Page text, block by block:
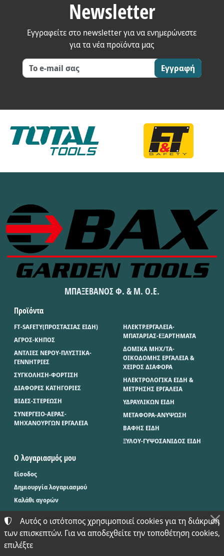
Newsletter
Εγγραφείτε στο newsletter για να ενημερώνεστε
για τα νέα προϊόντα μας
Εγγραφή
ΜΠΑΞΕΒΑΝΟΣ Φ. & Μ. Ο.Ε.
Προϊόντα
FT-SAFETY(ΠΡΟΣΤΑΣΙΑΣ ΕΙΔΗ)
ΑΓΡΟΣ-ΚΗΠΟΣ
ΑΝΤΛΙΕΣ ΝΕΡΟΥ-ΠΛΥΣΤΙΚΑ-
ΓΕΝΝΗΤΡΙΕΣ
ΣΥΓΚΟΛΗΣΗ-ΦΟΡΤΙΣΗ
ΔΙΑΦΟΡΕΣ ΚΑΤΗΓΟΡΙΕΣ
ΒΙΔΕΣ-ΣΤΕΡΕΩΣΗ
ΣΥΝΕΡΓΕΙΟ-ΑΕΡΑΣ-
ΜΗΧΑΝΟΥΡΓΩΝ ΕΡΓΑΛΕΙΑ
ΗΛΕΚΤΡ.ΕΡΓΑΛΕΙΑ-
ΜΠΑΤΑΡΙΑΣ-ΕΞΑΡΤΗΜΑΤΑ
ΔΟΜΙΚΑ ΜΗΧ/ΤΑ-
ΟΙΚΟΔΟΜΗΣ ΕΡΓΑΛΕΙΑ &
ΧΕΙΡΟΣ ΔΙΑΦΟΡΑ
ΗΛΕΚΤΡΟΛΟΓΙΚΑ ΕΙΔΗ &
ΜΕΤΡΗΣΗΣ ΕΡΓΑΛΕΙΑ
ΥΔΡΑΥΛΙΚΩΝ ΕΙΔΗ
ΜΕΤΑΦΟΡΑ-ΑΝΥΨΩΣΗ
ΒΑΦΗΣ ΕΙΔΗ
ΞΥΛΟΥ-ΓΥΨΟΣΑΝΙΔΟΣ ΕΙΔΗ
Ο λογαριασμός μου
Είσοδος
Δημιουργία λογαριασμού
Καλάθι αγορών
©2024-2026ΜΠΑΞΕΒΑΝΟΣ Φ. & Μ. Ο.Ε. - BAX.TOOLS
ΑΡΙΘΜΌΣ ΓΕΜΗ:
Αυτός ο ιστότοπος χρησιμοποιεί cookies για τη διάκριση
των επισκεπτών. Για να αποδεχθείτε την τοποθέτηση cookies,
επιλέξτε